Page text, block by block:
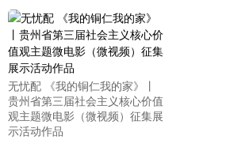
无忧配 《我的铜仁我的家》丨
贵州省第三届社会主义核心价值
观主题微电影（微视频）征集展
示活动作品